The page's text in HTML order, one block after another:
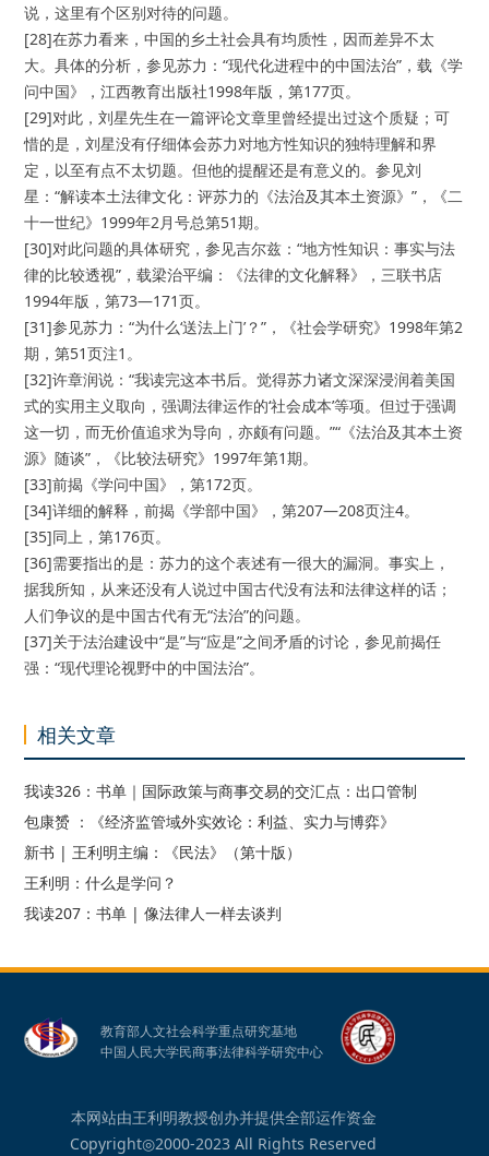
说，这里有个区别对待的问题。
[28]在苏力看来，中国的乡土社会具有均质性，因而差异不太
大。具体的分析，参见苏力：“现代化进程中的中国法治”，载《学
问中国》，江西教育出版社1998年版，第177页。
[29]对此，刘星先生在一篇评论文章里曾经提出过这个质疑；可
惜的是，刘星没有仔细体会苏力对地方性知识的独特理解和界
定，以至有点不太切题。但他的提醒还是有意义的。参见刘
星：“解读本土法律文化：评苏力的《法治及其本土资源》”，《二
十一世纪》1999年2月号总第51期。
[30]对此问题的具体研究，参见吉尔兹：“地方性知识：事实与法
律的比较透视”，载梁治平编：《法律的文化解释》，三联书店
1994年版，第73—171页。
[31]参见苏力：“为什么‘送法上门’？”，《社会学研究》1998年第2
期，第51页注1。
[32]许章润说：“我读完这本书后。觉得苏力诸文深深浸润着美国
式的实用主义取向，强调法律运作的‘社会成本’等项。但过于强调
这一切，而无价值追求为导向，亦颇有问题。”“《法治及其本土资
源》随谈”，《比较法研究》1997年第1期。
[33]前揭《学问中国》，第172页。
[34]详细的解释，前揭《学部中国》，第207—208页注4。
[35]同上，第176页。
[36]需要指出的是：苏力的这个表述有一很大的漏洞。事实上，
据我所知，从来还没有人说过中国古代没有法和法律这样的话；
人们争议的是中国古代有无“法治”的问题。
[37]关于法治建设中“是”与“应是”之间矛盾的讨论，参见前揭任
强：“现代理论视野中的中国法治”。
相关文章
我读326：书单｜国际政策与商事交易的交汇点：出口管制
包康赟 ：《经济监管域外实效论：利益、实力与博弈》
新书 | 王利明主编：《民法》（第十版）
王利明：什么是学问？
我读207：书单 | 像法律人一样去谈判
教育部人文社会科学重点研究基地
中国人民大学民商事法律科学研究中心
本网站由王利明教授创办并提供全部运作资金
Copyright◎2000-2023 All Rights Reserved